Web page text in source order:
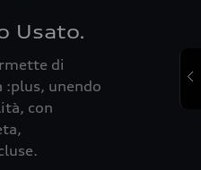
Usato.
di
:plus, unendo
con